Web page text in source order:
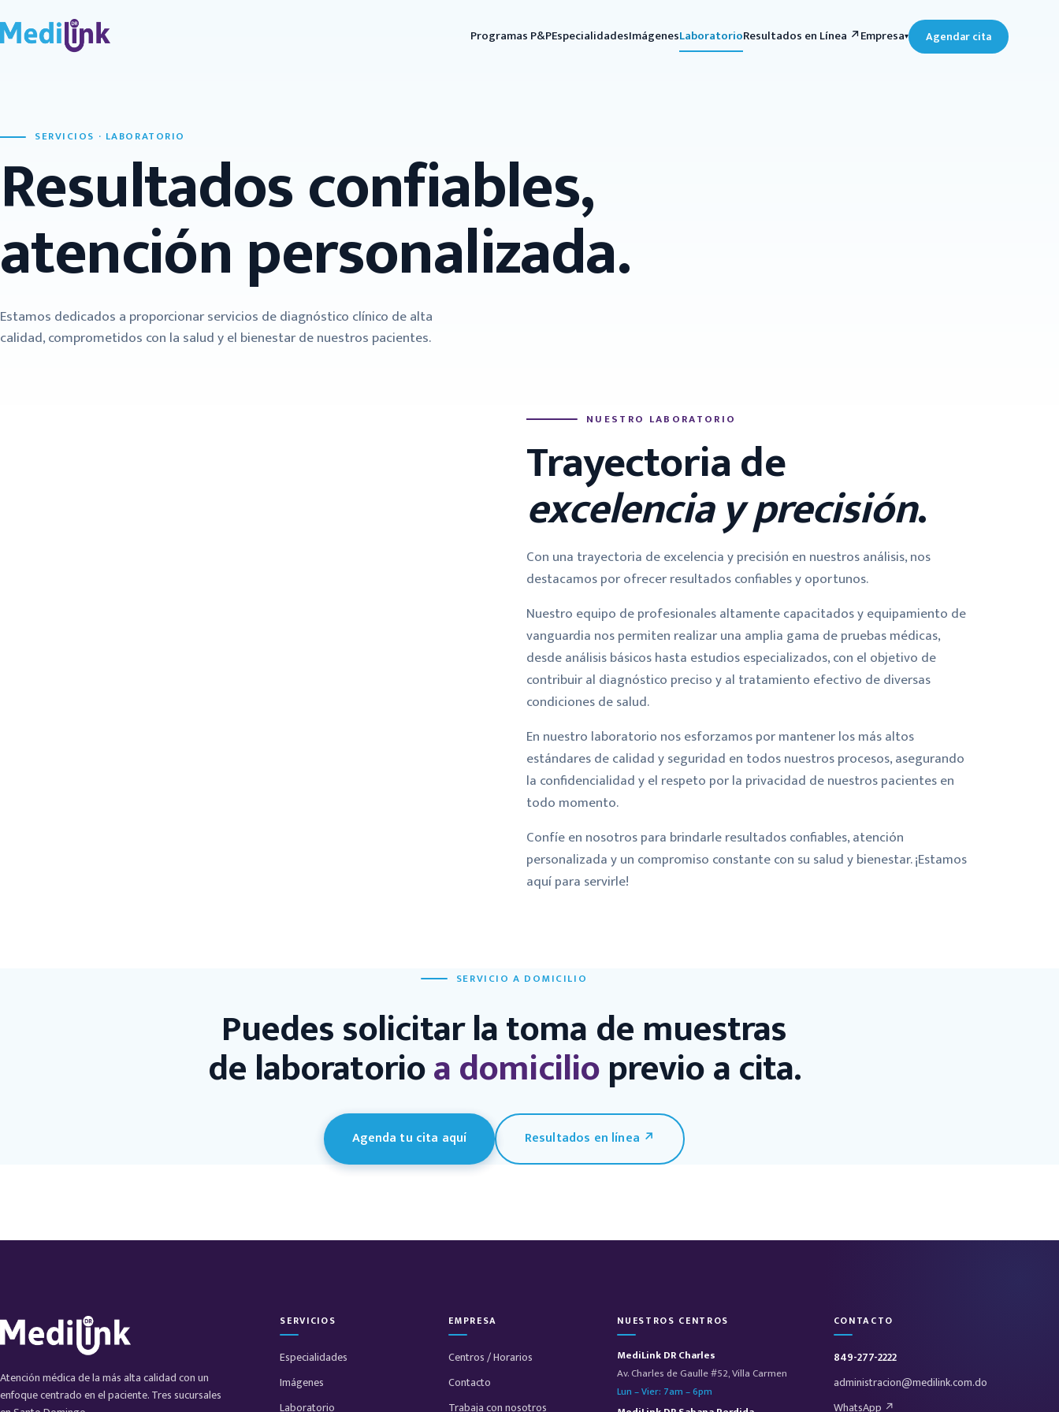
Programas P&PEspecialidadesImágenesLaboratorioResultados en Línea ↗Empresa Agendar cita
SERVICIOS · LABORATORIO
Resultados confiables,
atención personalizada.
Estamos dedicados a proporcionar servicios de diagnóstico clínico de alta
calidad, comprometidos con la salud y el bienestar de nuestros pacientes.
Equipo de laboratorio clínico MediLink DR
NUESTRO LABORATORIO
Trayectoria de
excelencia y precisión.
Con una trayectoria de excelencia y precisión en nuestros análisis, nos
destacamos por ofrecer resultados confiables y oportunos.
Nuestro equipo de profesionales altamente capacitados y equipamiento de
vanguardia nos permiten realizar una amplia gama de pruebas médicas,
desde análisis básicos hasta estudios especializados, con el objetivo de
contribuir al diagnóstico preciso y al tratamiento efectivo de diversas
condiciones de salud.
En nuestro laboratorio nos esforzamos por mantener los más altos
estándares de calidad y seguridad en todos nuestros procesos, asegurando
la confidencialidad y el respeto por la privacidad de nuestros pacientes en
todo momento.
Confíe en nosotros para brindarle resultados confiables, atención
personalizada y un compromiso constante con su salud y bienestar. ¡Estamos
aquí para servirle!
SERVICIO A DOMICILIO
Puedes solicitar la toma de muestras
de laboratorioa domicilioprevio a cita.
Agenda tu cita aquí Resultados en línea ↗
Atención médica de la más alta calidad con un
enfoque centrado en el paciente. Tres sucursales
SERVICIOS
Especialidades
Imágenes
Laboratorio
EMPRESA
Centros / Horarios
Contacto
Trabaja con nosotros
NUESTROS CENTROS
MediLink DR Charles
Av. Charles de Gaulle #52, Villa Carmen
Lun – Vier: 7am – 6pm
CONTACTO
849-277-2222
administracion@medilink.com.do
WhatsApp ↗